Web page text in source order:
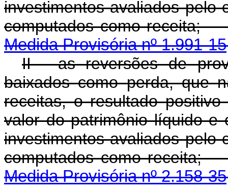
investimentos avaliados pelo
computados
Medida Provisória nº 1.991-
II - as reversões de
baixados como perda, que
receitas, o resultado
valor do patrimônio líquido e
investimentos avaliados pelo
computados
Medida Provisória nº 2.158-